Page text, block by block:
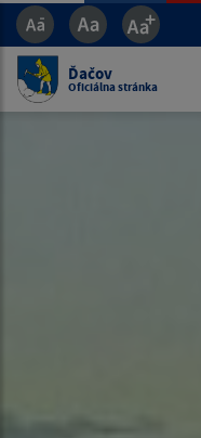
Ďačov
Oficiálna stránka